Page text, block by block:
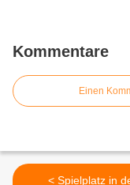
Kommentare
Einen
< Spielplatz in der